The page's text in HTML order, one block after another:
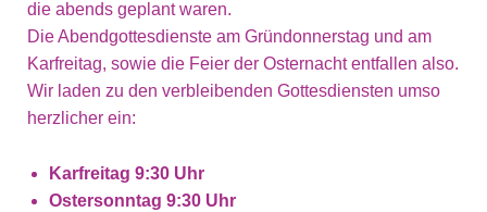
die abends geplant waren.
Die Abendgottesdienste am Gründonnerstag und am
Karfreitag, sowie die Feier der Osternacht entfallen also.
Wir laden zu den verbleibenden Gottesdiensten umso
herzlicher ein:
Karfreitag 9:30 Uhr
Ostersonntag 9:30 Uhr